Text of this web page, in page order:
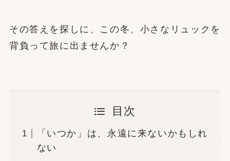
その答えを探しに、この冬、小さなリュックを
背負って旅に出ませんか？
目次
「いつか」は、永遠に来ないかもしれ
ない